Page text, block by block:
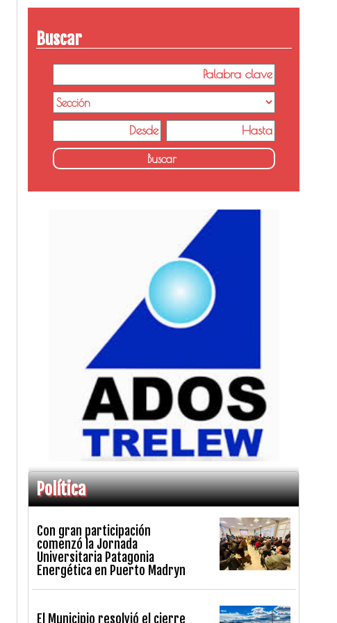
Buscar
Política
Con gran participación
comenzó la Jornada
Universitaria Patagonia
Energética en Puerto Madryn
El Municipio resolvió el cierre